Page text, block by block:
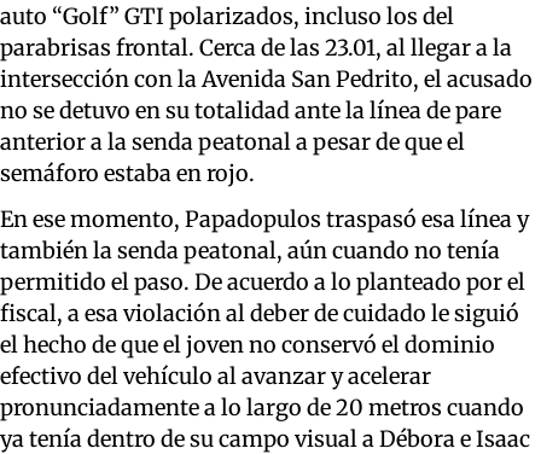
auto “Golf” GTI polarizados, incluso los del
parabrisas frontal. Cerca de las 23.01, al llegar a la
intersección con la Avenida San Pedrito, el acusado
no se detuvo en su totalidad ante la línea de pare
anterior a la senda peatonal a pesar de que el
semáforo estaba en rojo.
En ese momento, Papadopulos traspasó esa línea y
también la senda peatonal, aún cuando no tenía
permitido el paso. De acuerdo a lo planteado por el
fiscal, a esa violación al deber de cuidado le siguió
el hecho de que el joven no conservó el dominio
efectivo del vehículo al avanzar y acelerar
pronunciadamente a lo largo de 20 metros cuando
ya tenía dentro de su campo visual a Débora e Isaac